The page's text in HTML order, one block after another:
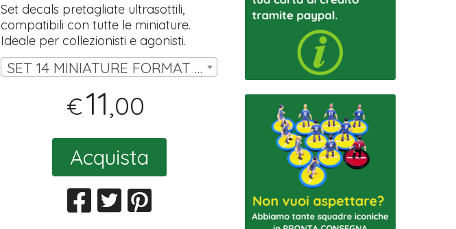
Set decals pretagliate ultrasottili,
compatibili con tutte le miniature.
Ideale per collezionisti e agonisti.
SET 14 MINIATURE FORMAT HW | € 11,00
€11,00
Acquista